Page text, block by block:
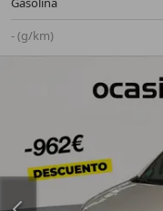
- (g/km)